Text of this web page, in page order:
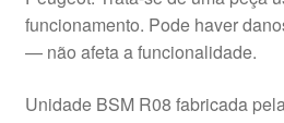
funcionamento. Pode haver
— não afeta a funcionalidade.
Unidade BSM R08 fabricada